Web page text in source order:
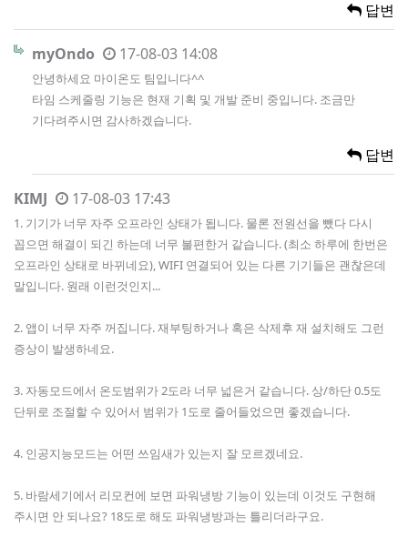
답변
myOndo 17-08-03 14:08
안녕하세요 마이온도 팀입니다^^
타임 스케줄링 기능은 현재 기획 및 개발 준비 중입니다. 조금만
기다려주시면 감사하겠습니다.
답변
KIMJ 17-08-03 17:43
1. 기기가 너무 자주 오프라인 상태가 됩니다. 물론 전원선을 뺐다 다시
꼽으면 해결이 되긴 하는데 너무 불편한거 같습니다. (최소 하루에 한번은
오프라인 상태로 바뀌네요), WIFI 연결되어 있는 다른 기기들은 괜찮은데
말입니다. 원래 이런것인지...
2. 앱이 너무 자주 꺼집니다. 재부팅하거나 혹은 삭제후 재 설치해도 그런
증상이 발생하네요.
3. 자동모드에서 온도범위가 2도라 너무 넓은거 같습니다. 상/하단 0.5도
단뒤로 조절할 수 있어서 범위가 1도로 줄어들었으면 좋겠습니다.
4. 인공지능모드는 어떤 쓰임새가 있는지 잘 모르겠네요.
5. 바람세기에서 리모컨에 보면 파워냉방 기능이 있는데 이것도 구현해
주시면 안 되나요? 18도로 해도 파워냉방과는 틀리더라구요.